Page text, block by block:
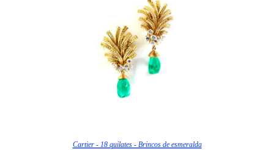
Cartier - 18 quilates - Brincos de esmeralda